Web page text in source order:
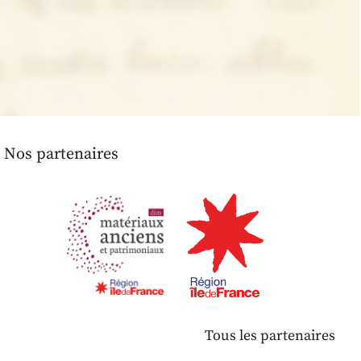
Nos partenaires
Tous les partenaires